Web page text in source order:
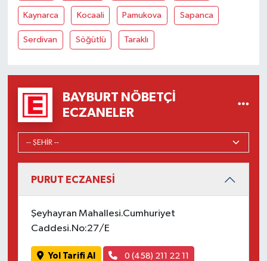
Kaynarca Kocaali Pamukova Sapanca
Serdivan Söğütlü Taraklı
BAYBURT NÖBETÇI
ECZANELER
PURUT ECZANESİ
Şeyhayran Mahallesi.Cumhuriyet
Caddesi.No:27/E
Yol Tarifi Al 0 (458) 211 22 11